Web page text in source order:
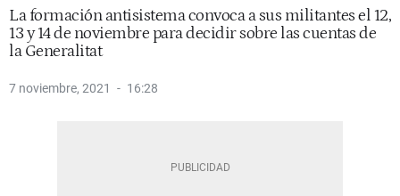
La formación antisistema convoca a sus militantes el 12,
13 y 14 de noviembre para decidir sobre las cuentas de
la Generalitat
7 noviembre, 2021 16:28